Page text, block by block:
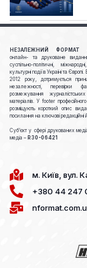
НЕЗАЛЕЖНИЙ ФОРМАТ
онлайн- та друковане
суспільно-політичні,
культурні події в Україні та
2012 року, дотримується
незалежності, перевірки
розмежування
матеріалів. У footer
розміщують короткий опис
посилання на ключові редакційні й
Cуб’єкт у сфері друкованих
медіа – R30-06421
м. Київ, вул.
+380 44 247